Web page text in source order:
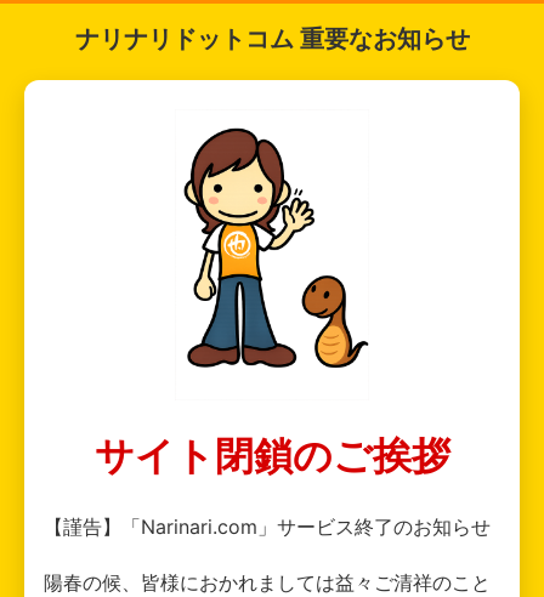
ナリナリドットコム 重要なお知らせ
サイト閉鎖のご挨拶
【謹告】「Narinari.com」サービス終了のお知らせ
陽春の候、皆様におかれましては益々ご清祥のこと